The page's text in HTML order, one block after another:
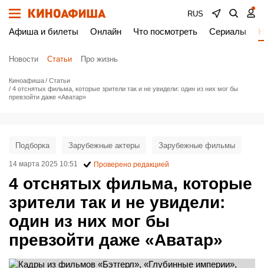
RUS
Афиша и билеты Онлайн Что посмотреть Сериалы
Новости Статьи Про жизнь
Киноафиша
Статьи
4 отснятых фильма, которые зрители так и не увидели: один из них мог бы
превзойти даже «Аватар»
4 отснятых фильма, которые
зрители так и не увидели:
один из них мог бы
превзойти даже «Аватар»
Подборка Зарубежные актеры Зарубежные фильмы
14 марта 2025 10:51 Проверено редакцией